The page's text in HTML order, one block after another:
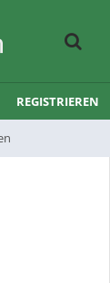
REGISTRIEREN